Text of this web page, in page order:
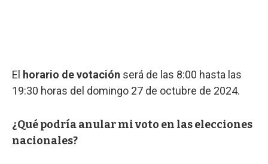
El horario de votación será de las 8:00 hasta las
19:30 horas del domingo 27 de octubre de 2024.
¿Qué podría anular mi voto en las elecciones
nacionales?